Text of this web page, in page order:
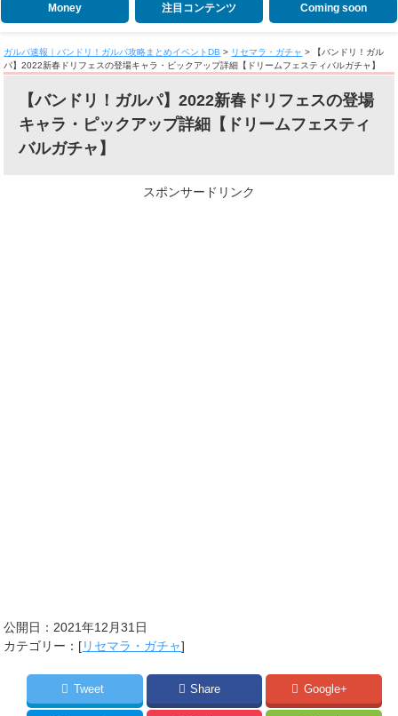
Money 注目コンテンツ Coming soon
ガルパ速報｜バンドリ！ガルパ攻略まとめイベントDB > リセマラ・ガチャ >
【バンドリ！ガル
パ】2022新春ドリフェスの登場キャラ・ピックアップ詳細【ドリームフェスティバルガチャ】
【バンドリ！ガルパ】2022新春ドリフェスの登場
キャラ・ピックアップ詳細【ドリームフェスティ
バルガチャ】
スポンサードリンク
公開日： 2021年12月31日
カテゴリー：[リセマラ・ガチャ]
Tweet Share Google+